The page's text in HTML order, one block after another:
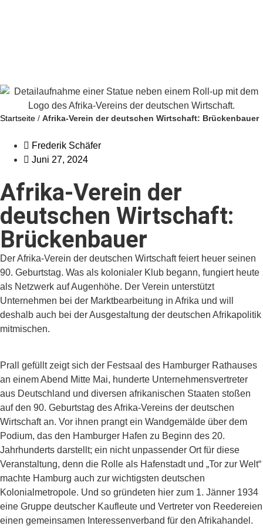
Startseite / Afrika-Verein der deutschen Wirtschaft: Brückenbauer
Frederik Schäfer
Juni 27, 2024
Afrika-Verein der
deutschen Wirtschaft:
Brückenbauer
Der Afrika-Verein der deutschen Wirtschaft feiert heuer seinen
90. Geburtstag. Was als kolonialer Klub begann, fungiert heute
als Netzwerk auf Augenhöhe. Der Verein unterstützt
Unternehmen bei der Marktbearbeitung in Afrika und will
deshalb auch bei der Ausgestaltung der deutschen Afrikapolitik
mitmischen.
Prall gefüllt zeigt sich der Festsaal des Hamburger Rathauses
an einem Abend Mitte Mai, hunderte Unternehmensvertreter
aus Deutschland und diversen afrikanischen Staaten stoßen
auf den 90. Geburtstag des Afrika-Vereins der deutschen
Wirtschaft an. Vor ihnen prangt ein Wandgemälde über dem
Podium, das den Hamburger Hafen zu Beginn des 20.
Jahrhunderts darstellt; ein nicht unpassender Ort für diese
Veranstaltung, denn die Rolle als Hafenstadt und „Tor zur Welt“
machte Hamburg auch zur wichtigsten deutschen
Kolonialmetropole. Und so gründeten hier zum 1. Jänner 1934
eine Gruppe deutscher Kaufleute und Vertreter von Reedereien
einen gemeinsamen Interessenverband für den Afrikahandel.